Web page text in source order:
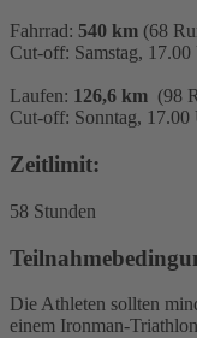
Fahrrad: 540 km (68
Cut-off: Samstag, 17.00
Laufen: 126,6 km (98
Cut-off: Sonntag, 17.00
Zeitlimit:
58 Stunden
Die Athleten sollten
einem Ironman-